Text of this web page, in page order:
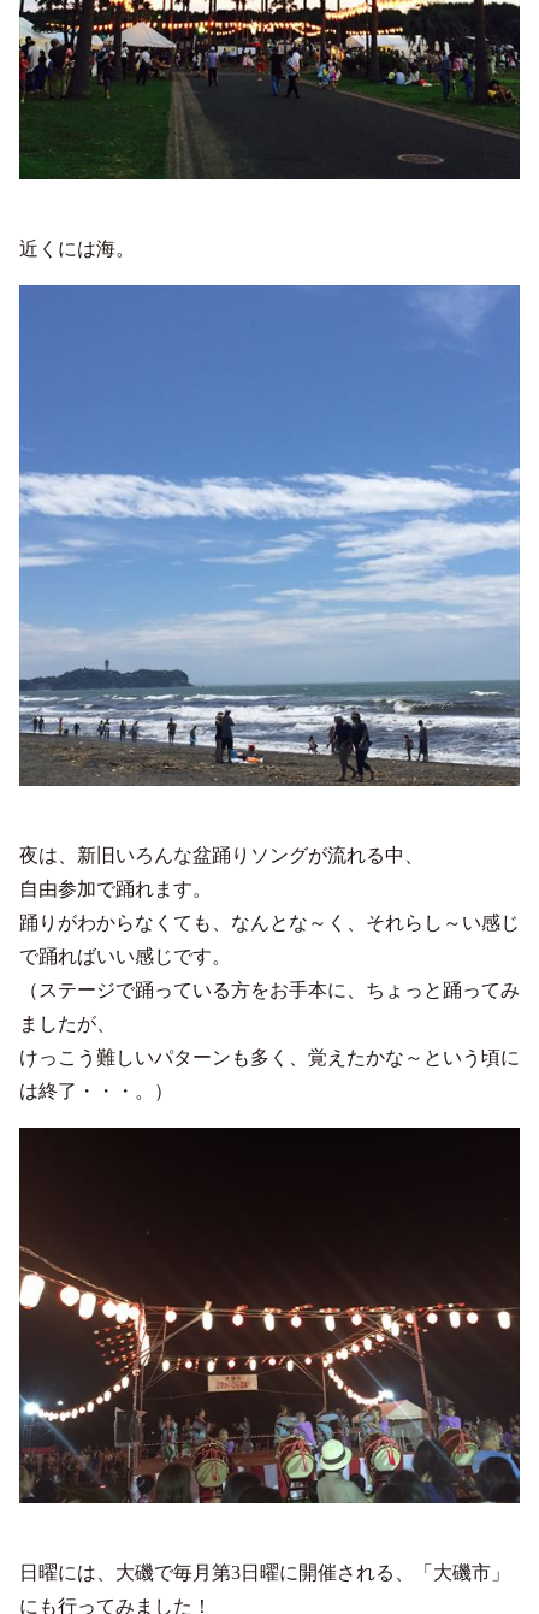
近くには海。
夜は、新旧いろんな盆踊りソングが流れる中、
自由参加で踊れます。
踊りがわからなくても、なんとな～く、それらし～い感じ
で踊ればいい感じです。
（ステージで踊っている方をお手本に、ちょっと踊ってみ
ましたが、
けっこう難しいパターンも多く、覚えたかな～という頃に
は終了・・・。）
日曜には、大磯で毎月第3日曜に開催される、「大磯市」
にも行ってみました！